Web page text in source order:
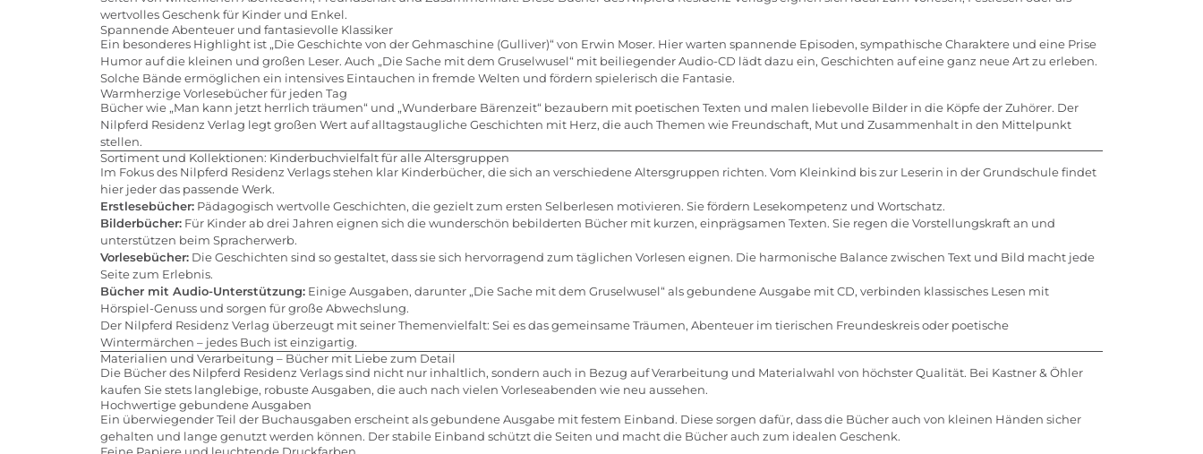
wertvolles Geschenk für Kinder und Enkel.
Spannende Abenteuer und fantasievolle Klassiker
Ein besonderes Highlight ist „Die Geschichte von der Gehmaschine (Gulliver)“ von Erwin Moser. Hier warten spannende Episoden, sympathische Charaktere und eine Prise
Humor auf die kleinen und großen Leser. Auch „Die Sache mit dem Gruselwusel“ mit beiliegender Audio-CD lädt dazu ein, Geschichten auf eine ganz neue Art zu erleben.
Solche Bände ermöglichen ein intensives Eintauchen in fremde Welten und fördern spielerisch die Fantasie.
Warmherzige Vorlesebücher für jeden Tag
Bücher wie „Man kann jetzt herrlich träumen“ und „Wunderbare Bärenzeit“ bezaubern mit poetischen Texten und malen liebevolle Bilder in die Köpfe der Zuhörer. Der
Nilpferd Residenz Verlag legt großen Wert auf alltagstaugliche Geschichten mit Herz, die auch Themen wie Freundschaft, Mut und Zusammenhalt in den Mittelpunkt
stellen.
Sortiment und Kollektionen: Kinderbuchvielfalt für alle Altersgruppen
Im Fokus des Nilpferd Residenz Verlags stehen klar Kinderbücher, die sich an verschiedene Altersgruppen richten. Vom Kleinkind bis zur Leserin in der Grundschule findet
hier jeder das passende Werk.
Erstlesebücher: Pädagogisch wertvolle Geschichten, die gezielt zum ersten Selberlesen motivieren. Sie fördern Lesekompetenz und Wortschatz.
Bilderbücher: Für Kinder ab drei Jahren eignen sich die wunderschön bebilderten Bücher mit kurzen, einprägsamen Texten. Sie regen die Vorstellungskraft an und
unterstützen beim Spracherwerb.
Vorlesebücher: Die Geschichten sind so gestaltet, dass sie sich hervorragend zum täglichen Vorlesen eignen. Die harmonische Balance zwischen Text und Bild macht jede
Seite zum Erlebnis.
Bücher mit Audio-Unterstützung: Einige Ausgaben, darunter „Die Sache mit dem Gruselwusel“ als gebundene Ausgabe mit CD, verbinden klassisches Lesen mit
Hörspiel-Genuss und sorgen für große Abwechslung.
Der Nilpferd Residenz Verlag überzeugt mit seiner Themenvielfalt: Sei es das gemeinsame Träumen, Abenteuer im tierischen Freundeskreis oder poetische
Wintermärchen – jedes Buch ist einzigartig.
Materialien und Verarbeitung – Bücher mit Liebe zum Detail
Die Bücher des Nilpferd Residenz Verlags sind nicht nur inhaltlich, sondern auch in Bezug auf Verarbeitung und Materialwahl von höchster Qualität. Bei Kastner & Öhler
kaufen Sie stets langlebige, robuste Ausgaben, die auch nach vielen Vorleseabenden wie neu aussehen.
Hochwertige gebundene Ausgaben
Ein überwiegender Teil der Buchausgaben erscheint als gebundene Ausgabe mit festem Einband. Diese sorgen dafür, dass die Bücher auch von kleinen Händen sicher
gehalten und lange genutzt werden können. Der stabile Einband schützt die Seiten und macht die Bücher auch zum idealen Geschenk.
Feine Papiere und leuchtende Druckfarben